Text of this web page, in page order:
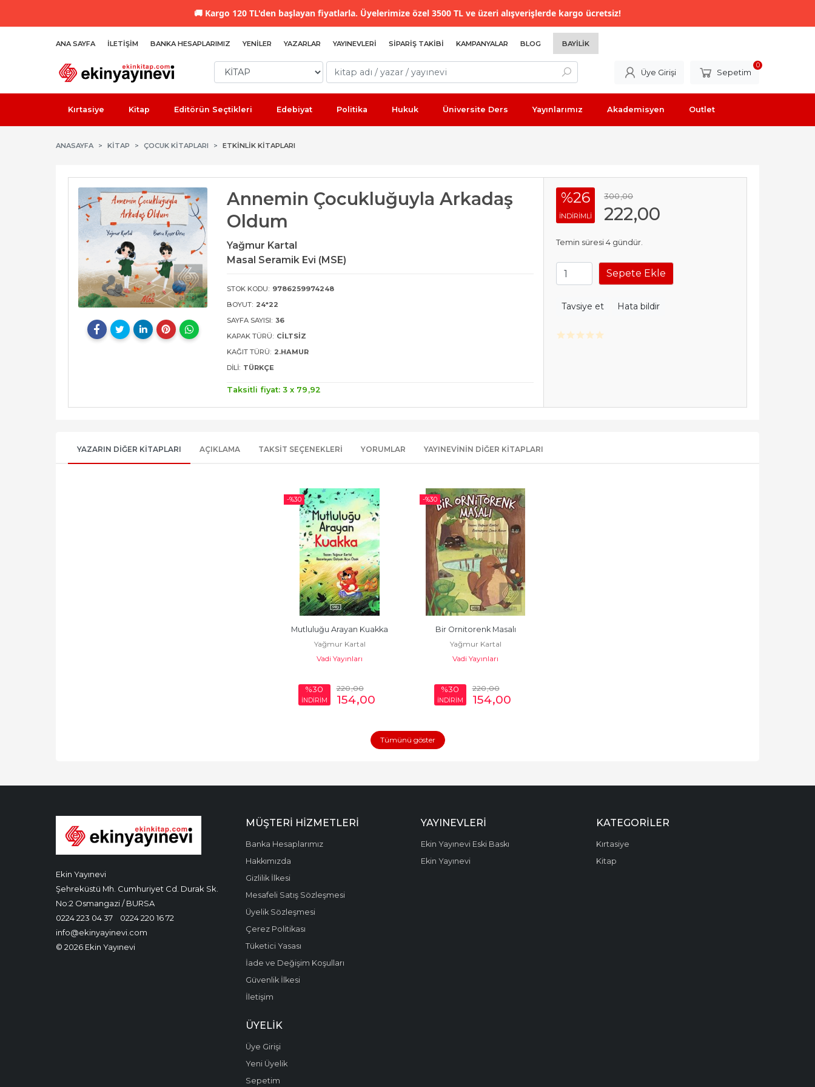
🚚 Kargo 120 TL'den başlayan fiyatlarla. Üyelerimize özel 3500 TL ve üzeri alışverişlerde kargo ücretsiz!
ANA SAYFA İLETIŞIM BANKA HESAPLARIMIZ YENILER YAZARLAR YAYINEVLERI SIPARIŞ TAKIBI KAMPANYALAR BLOG BAYILIK
Üye Girişi Sepetim
0
Kırtasiye Kitap Editörün Seçtikleri Edebiyat Politika Hukuk Üniversite Ders Yayınlarımız Akademisyen Outlet
ANASAYFA KİTAP ÇOCUK KITAPLARI ETKINLIK KITAPLARI
Annemin Çocukluğuyla Arkadaş
Oldum
Yağmur Kartal
Masal Seramik Evi (MSE)
STOK KODU: 9786259974248
BOYUT: 24*22
SAYFA SAYISI: 36
KAPAK TÜRÜ: CILTSIZ
KAĞIT TÜRÜ: 2.HAMUR
DILI: TÜRKÇE
Taksitli fiyat: 3 x 79 ,92
%26
INDIRIMLI
300,00
222,00
Temin süresi 4 gündür.
Sepete Ekle
Tavsiye et Hata bildir
YAZARIN DIĞER KITAPLARI AÇIKLAMA TAKSIT SEÇENEKLERI YORUMLAR YAYINEVININ DIĞER KITAPLARI
-%30
Mutluluğu Arayan Kuakka
Yağmur Kartal
Vadi Yayınları
%30
İNDİRİM
220,00
154,00
-%30
Bir Ornitorenk Masalı
Yağmur Kartal
Vadi Yayınları
%30
İNDİRİM
220,00
154,00
Tümünü göster
Ekin Yayınevi
Şehreküstü Mh. Cumhuriyet Cd. Durak Sk.
No:2 Osmangazi / BURSA
0224 223 04 37
0224 220 16 72
info@ekinyayinevi.com
© 2026 Ekin Yayınevi
MÜŞTERI HIZMETLERI
Banka Hesaplarımız
Hakkımızda
Gizlilik İlkesi
Mesafeli Satış Sözleşmesi
Üyelik Sözleşmesi
Çerez Politikası
Tüketici Yasası
İade ve Değişim Koşulları
Güvenlik İlkesi
İletişim
YAYINEVLERI
Ekin Yayınevi Eski Baskı
Ekin Yayınevi
KATEGORILER
Kırtasiye
Kitap
ÜYELIK
Üye Girişi
Yeni Üyelik
Sepetim